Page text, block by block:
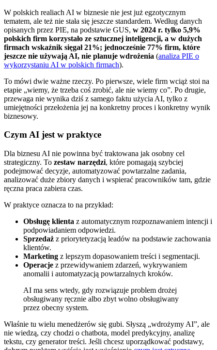
W polskich realiach AI w biznesie nie jest już egzotycznym
tematem, ale też nie stała się jeszcze standardem. Według danych
opisanych przez PIE, na podstawie GUS, w 2024 r. tylko 5,9%
polskich firm korzystało ze sztucznej inteligencji, a w dużych
firmach wskaźnik sięgał 21%; jednocześnie 77% firm, które
jeszcze nie używają AI, nie planuje wdrożenia (analiza PIE o
wykorzystaniu AI w polskich firmach).
To mówi dwie ważne rzeczy. Po pierwsze, wiele firm wciąż stoi na
etapie „wiemy, że trzeba coś zrobić, ale nie wiemy co”. Po drugie,
przewaga nie wynika dziś z samego faktu użycia AI, tylko z
umiejętności przełożenia jej na konkretny proces i konkretny wynik
biznesowy.
Czym AI jest w praktyce
Dla biznesu AI nie powinna być traktowana jak osobny cel
strategiczny. To zestaw narzędzi, które pomagają szybciej
podejmować decyzje, automatyzować powtarzalne zadania,
analizować duże zbiory danych i wspierać pracowników tam, gdzie
ręczna praca zabiera czas.
W praktyce oznacza to na przykład:
Obsługę klienta z automatycznym rozpoznawaniem intencji i
podpowiadaniem odpowiedzi.
Sprzedaż z priorytetyzacją leadów na podstawie zachowania
klientów.
Marketing z lepszym dopasowaniem treści i segmentacji.
Operacje z przewidywaniem zdarzeń, wykrywaniem
anomalii i automatyzacją powtarzalnych kroków.
AI ma sens wtedy, gdy rozwiązuje problem drożej
obsługiwany ręcznie albo zbyt wolno obsługiwany
przez obecny system.
Właśnie tu wielu menedżerów się gubi. Słyszą „wdrożymy AI”, ale
nie wiedzą, czy chodzi o chatbota, model predykcyjny, analizę
tekstu, czy generator treści. Jeśli chcesz uporządkować podstawy,